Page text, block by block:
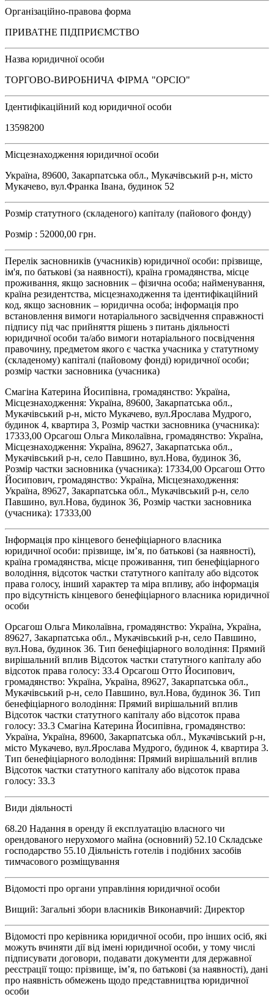
Організаційно-правова форма
ПРИВАТНЕ ПІДПРИЄМСТВО
Назва юридичної особи
ТОРГОВО-ВИРОБНИЧА ФІРМА "ОРСІО"
Ідентифікаційний код юридичної особи
13598200
Місцезнаходження юридичної особи
Україна, 89600, Закарпатська обл., Мукачівський р-н, місто
Мукачево, вул.Франка Івана, будинок 52
Розмір статутного (складеного) капіталу (пайового фонду)
Розмір : 52000,00 грн.
Перелік засновників (учасників) юридичної особи: прізвище,
ім'я, по батькові (за наявності), країна громадянства, місце
проживання, якщо засновник – фізична особа; найменування,
країна резидентства, місцезнаходження та ідентифікаційний
код, якщо засновник – юридична особа; інформація про
встановлення вимоги нотаріального засвідчення справжності
підпису під час прийняття рішень з питань діяльності
юридичної особи та/або вимоги нотаріального посвідчення
правочину, предметом якого є частка учасника у статутному
(складеному) капіталі (пайовому фонді) юридичної особи;
розмір частки засновника (учасника)
Смагіна Катерина Йосипівна, громадянство: Україна,
Місцезнаходження: Україна, 89600, Закарпатська обл.,
Мукачівський р-н, місто Мукачево, вул.Ярослава Мудрого,
будинок 4, квартира 3, Розмір частки засновника (учасника):
17333,00 Орсагош Ольга Миколаївна, громадянство: Україна,
Місцезнаходження: Україна, 89627, Закарпатська обл.,
Мукачівський р-н, село Павшино, вул.Нова, будинок 36,
Розмір частки засновника (учасника): 17334,00 Орсагош Отто
Йосипович, громадянство: Україна, Місцезнаходження:
Україна, 89627, Закарпатська обл., Мукачівський р-н, село
Павшино, вул.Нова, будинок 36, Розмір частки засновника
(учасника): 17333,00
Інформація про кінцевого бенефіціарного власника
юридичної особи: прізвище, ім’я, по батькові (за наявності),
країна громадянства, місце проживання, тип бенефіціарного
володіння, відсоток частки статутного капіталу або відсоток
права голосу, інший характер та міра впливу, або інформація
про відсутність кінцевого бенефіціарного власника юридичної
особи
Орсагош Ольга Миколаївна, громадянство: Україна, Україна,
89627, Закарпатська обл., Мукачівський р-н, село Павшино,
вул.Нова, будинок 36. Тип бенефіціарного володіння: Прямий
вирішальний вплив Відсоток частки статутного капіталу або
відсоток права голосу: 33.4 Орсагош Отто Йосипович,
громадянство: Україна, Україна, 89627, Закарпатська обл.,
Мукачівський р-н, село Павшино, вул.Нова, будинок 36. Тип
бенефіціарного володіння: Прямий вирішальний вплив
Відсоток частки статутного капіталу або відсоток права
голосу: 33.3 Смагіна Катерина Йосипівна, громадянство:
Україна, Україна, 89600, Закарпатська обл., Мукачівський р-н,
місто Мукачево, вул.Ярослава Мудрого, будинок 4, квартира 3.
Тип бенефіціарного володіння: Прямий вирішальний вплив
Відсоток частки статутного капіталу або відсоток права
голосу: 33.3
Види діяльності
68.20 Надання в оренду й експлуатацію власного чи
орендованого нерухомого майна (основний) 52.10 Складське
господарство 55.10 Діяльність готелів і подібних засобів
тимчасового розміщування
Відомості про органи управління юридичної особи
Вищий: Загальні збори власників Виконавчий: Директор
Відомості про керівника юридичної особи, про інших осіб, які
можуть вчиняти дії від імені юридичної особи, у тому числі
підписувати договори, подавати документи для державної
реєстрації тощо: прізвище, ім’я, по батькові (за наявності), дані
про наявність обмежень щодо представництва юридичної
особи